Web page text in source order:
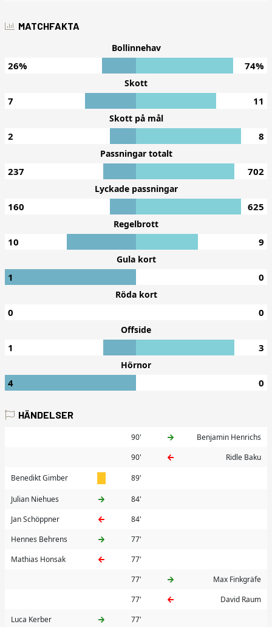
MATCHFAKTA
Bollinnehav
26% 74%
Skott
7 11
Skott på mål
2 8
Passningar totalt
237 702
Lyckade passningar
160 625
Regelbrott
10 9
Gula kort
1 0
Röda kort
0 0
Offside
1 3
Hörnor
4 0
HÄNDELSER
90'
Benjamin Henrichs
90'
Ridle Baku
Benedikt Gimber
89'
Julian Niehues
84'
Jan Schöppner
84'
Hennes Behrens
77'
Mathias Honsak
77'
77'
Max Finkgräfe
77'
David Raum
Luca Kerber
77'